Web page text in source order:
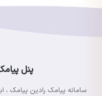
پنل
سامانه پیامک رادین پیامک ،